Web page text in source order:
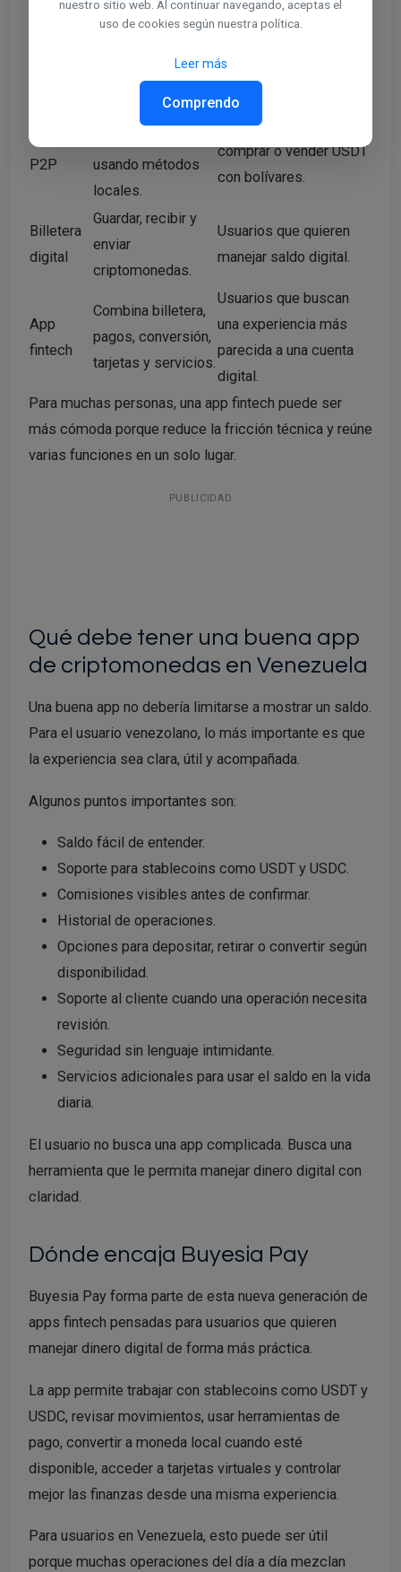
servir
Compra, venta e
intercambio de
criptomonedas.
Usuarios que quieren
operar con varios
activos y mercados.
Mercado
P2P
Compra y venta
usando métodos
locales.
Usuarios que quieren
comprar o vender USDT
con bolívares.
Billetera
digital
Guardar, recibir y
enviar
criptomonedas.
Usuarios que quieren
manejar saldo digital.
App
fintech
Combina billetera,
pagos, conversión,
tarjetas y servicios.
Usuarios que buscan
una experiencia más
parecida a una cuenta
digital.
Para muchas personas, una app fintech puede ser
más cómoda porque reduce la fricción técnica y reúne
varias funciones en un solo lugar.
PUBLICIDAD
Qué debe tener una buena app
de criptomonedas en Venezuela
Una buena app no debería limitarse a mostrar un saldo.
Para el usuario venezolano, lo más importante es que
la experiencia sea clara, útil y acompañada.
Algunos puntos importantes son:
Saldo fácil de entender.
Soporte para stablecoins como USDT y USDC.
Comisiones visibles antes de confirmar.
Historial de operaciones.
Opciones para depositar, retirar o convertir según
disponibilidad.
Soporte al cliente cuando una operación necesita
revisión.
Seguridad sin lenguaje intimidante.
Servicios adicionales para usar el saldo en la vida
diaria.
El usuario no busca una app complicada. Busca una
herramienta que le permita manejar dinero digital con
claridad.
Dónde encaja Buyesia Pay
Buyesia Pay forma parte de esta nueva generación de
apps fintech pensadas para usuarios que quieren
manejar dinero digital de forma más práctica.
La app permite trabajar con stablecoins como USDT y
USDC, revisar movimientos, usar herramientas de
pago, convertir a moneda local cuando esté
disponible, acceder a tarjetas virtuales y controlar
mejor las finanzas desde una misma experiencia.
Para usuarios en Venezuela, esto puede ser útil
porque muchas operaciones del día a día mezclan
nuestro sitio web. Al continuar navegando, aceptas el
uso de cookies según nuestra política.
Leer más
Comprendo